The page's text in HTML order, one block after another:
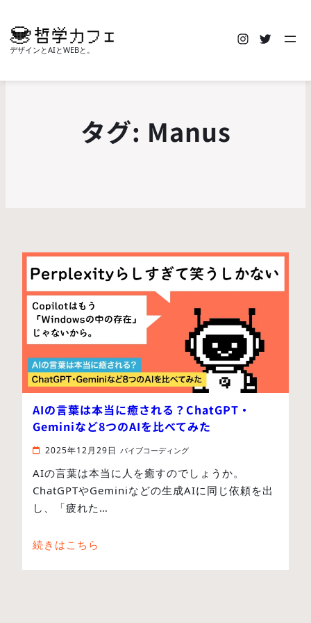
デザインとAIとWEBと。
タグ: Manus
AIの言葉は本当に癒される？ChatGPT・
Geminiなど8つのAIを比べてみた
2025年12月29日 バイブコーディング
AIの言葉は本当に人を癒すのでしょうか。
ChatGPTやGeminiなどの生成AIに同じ依頼を出
し、「疲れた…
続きはこちら